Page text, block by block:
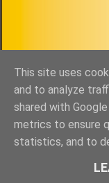
ΒΕΚΡΑΚΟΣ
This site uses
and to analyze
shared with
metrics to ensure
statistics, and to